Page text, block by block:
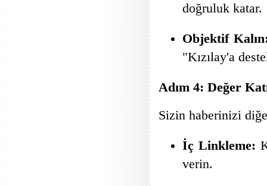
doğruluk katar.
Objektif
"Kızılay'a
Adım 4: Değer
Sizin haberinizi
İç Linkleme:
verin.